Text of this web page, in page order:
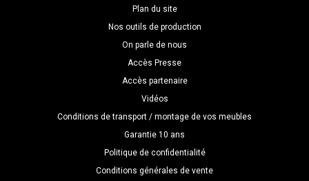
Plan du site
Nos outils de production
On parle de nous
Accès Presse
Accès partenaire
Vidéos
Conditions de transport / montage de vos meubles
Garantie 10 ans
Politique de confidentialité
Conditions générales de vente